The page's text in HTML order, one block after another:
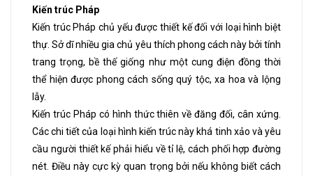
Kiến trúc Pháp
Kiến trúc Pháp chủ yếu được thiết kế đối với loại hình biệt
thự. Sở dĩ nhiều gia chủ yêu thích phong cách này bởi tính
trang trọng, bề thế giống như một cung điện đồng thời
thể hiện được phong cách sống quý tộc, xa hoa và lộng
lẫy.
Kiến trúc Pháp có hình thức thiên về đăng đối, cân xứng.
Các chi tiết của loại hình kiến trúc này khá tinh xảo và yêu
cầu người thiết kế phải hiểu về tỉ lệ, cách phối hợp đường
nét. Điều này cực kỳ quan trọng bởi nếu không biết cách